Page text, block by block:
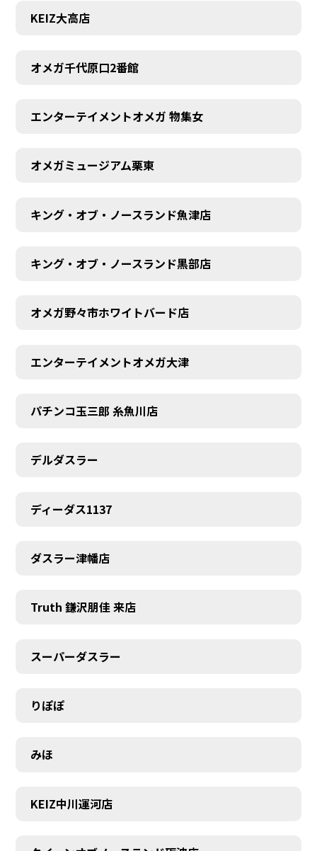
KEIZ大高店
オメガ千代原口2番館
エンターテイメントオメガ 物集女
オメガミュージアム栗東
キング・オブ・ノースランド魚津店
キング・オブ・ノースランド黒部店
オメガ野々市ホワイトバード店
エンターテイメントオメガ大津
パチンコ玉三郎 糸魚川店
デルダスラー
ディーダス1137
ダスラー津幡店
Truth 鎌沢朋佳 来店
スーパーダスラー
りぽぽ
みほ
KEIZ中川運河店